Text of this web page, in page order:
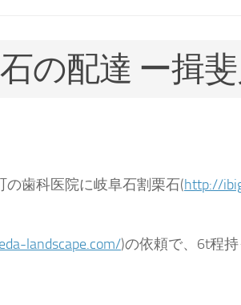
の配達 ー揖
歯科医院に岐阜石割栗石(http://
landscape.com/)の依頼で、6t程